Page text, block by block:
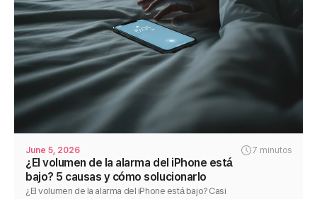
June 5, 2026 7 minutos
¿El volumen de la alarma del iPhone está
bajo? 5 causas y cómo solucionarlo
¿El volumen de la alarma del iPhone está bajo? Casi